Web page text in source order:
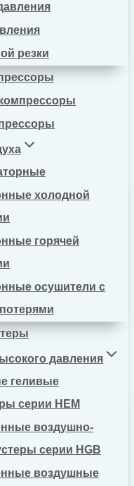
резки
холодной
горячей
осушители с
давления
геливые
серии HEM
воздушно-
серии HGB
воздушные